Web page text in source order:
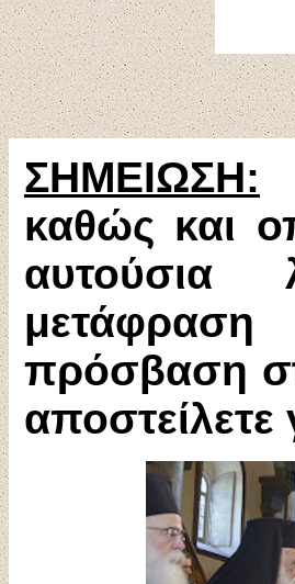
ΣΗΜΕΙΩΣΗ:
καθώς και
αυτούσια
πρόσβαση